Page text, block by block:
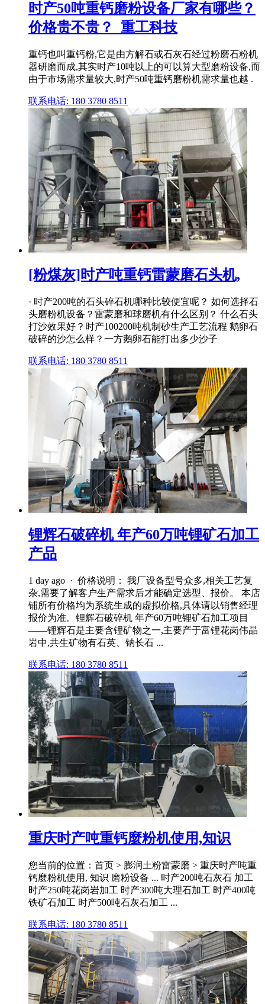
时产50吨重钙磨粉设备厂家有哪些？
价格贵不贵？_重工科技
重钙也叫重钙粉,它是由方解石或石灰石经过粉磨石粉机
器研磨而成,其实时产10吨以上的可以算大型磨粉设备,而
由于市场需求量较大,时产50吨重钙磨粉机需求量也越 .
联系电话: 180 3780 8511
[粉煤灰]时产吨重钙雷蒙磨石头机,
· 时产200吨的石头碎石机哪种比较便宜呢？ 如何选择石
头磨粉机设备？雷蒙磨和球磨机有什么区别？ 什么石头
打沙效果好？时产100200吨机制砂生产工艺流程 鹅卵石
破碎的沙怎么样？一方鹅卵石能打出多少沙子
联系电话: 180 3780 8511
锂辉石破碎机 年产60万吨锂矿石加工
产品
1 day ago · 价格说明： 我厂设备型号众多,相关工艺复
杂,需要了解客户生产需求后才能确定选型、报价。 本店
铺所有价格均为系统生成的虚拟价格,具体请以销售经理
报价为准。锂辉石破碎机 年产60万吨锂矿石加工项目
——锂辉石是主要含锂矿物之一,主要产于富锂花岗伟晶
岩中,共生矿物有石英、钠长石 ...
联系电话: 180 3780 8511
重庆时产吨重钙麼粉机使用,知识
您当前的位置：首页 > 膨润土粉雷蒙磨 > 重庆时产吨重
钙麼粉机使用, 知识 磨粉设备 ... 时产200吨石灰石 加工
时产250吨花岗岩加工 时产300吨大理石加工 时产400吨
铁矿石加工 时产500吨石灰石加工 ...
联系电话: 180 3780 8511